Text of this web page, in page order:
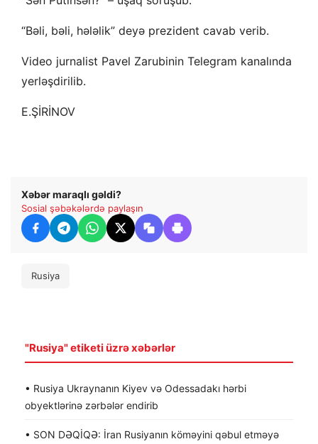
“Bəli, bəli, hələlik” deyə prezident cavab verib.
Video jurnalist Pavel Zarubinin Telegram kanalında
yerləşdirilib.
E.ŞİRİNOV
Xəbər maraqlı gəldi?
Sosial şəbəkələrdə paylaşın
Rusiya
"Rusiya" etiketi üzrə xəbərlər
• Rusiya Ukraynanın Kiyev və Odessadakı hərbi
obyektlərinə zərbələr endirib
• SON DƏQİQƏ: İran Rusiyanın köməyini qəbul etməyə